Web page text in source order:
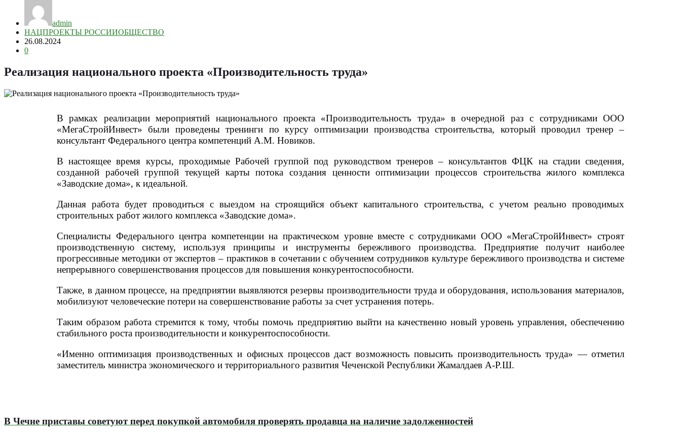
admin
НАЦПРОЕКТЫ РОССИИОБЩЕСТВО
26.08.2024
0
Реализация национального проекта «Производительность труда»
В рамках реализации мероприятий национального проекта «Производительность труда» в очередной раз с сотрудниками ООО
«МегаСтройИнвест» были проведены тренинги по курсу оптимизации производства строительства, который проводил тренер –
консультант Федерального центра компетенций А.М. Новиков.
В настоящее время курсы, проходимые Рабочей группой под руководством тренеров – консультантов ФЦК на стадии сведения,
созданной рабочей группой текущей карты потока создания ценности оптимизации процессов строительства жилого комплекса
«Заводские дома», к идеальной.
Данная работа будет проводиться с выездом на строящийся объект капитального строительства, с учетом реально проводимых
строительных работ жилого комплекса «Заводские дома».
Специалисты Федерального центра компетенции на практическом уровне вместе с сотрудниками ООО «МегаСтройИнвест» строят
производственную систему, используя принципы и инструменты бережливого производства. Предприятие получит наиболее
прогрессивные методики от экспертов – практиков в сочетании с обучением сотрудников культуре бережливого производства и системе
непрерывного совершенствования процессов для повышения конкурентоспособности.
Также, в данном процессе, на предприятии выявляются резервы производительности труда и оборудования, использования материалов,
мобилизуют человеческие потери на совершенствование работы за счет устранения потерь.
Таким образом работа стремится к тому, чтобы помочь предприятию выйти на качественно новый уровень управления, обеспечению
стабильного роста производительности и конкурентоспособности.
«Именно оптимизация производственных и офисных процессов даст возможность повысить производительность труда» — отметил
заместитель министра экономического и территориального развития Чеченской Республики Жамалдаев А-Р.Ш.
В Чечне приставы советуют перед покупкой автомобиля проверять продавца на наличие задолженностей